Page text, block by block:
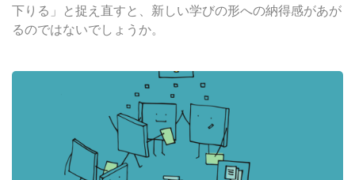
下りる」と捉え直すと、新しい学びの形への納得感があが
るのではないでしょうか。